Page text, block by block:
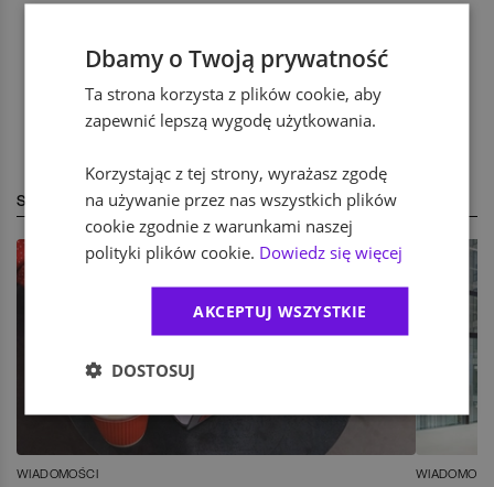
STREFA EKSPERTA
WIADOMOŚCI
Dbamy o Twoją prywatność
Ta strona korzysta z plików cookie, aby
zapewnić lepszą wygodę użytkowania.
Korzystając z tej strony, wyrażasz zgodę
na używanie przez nas wszystkich plików
cookie zgodnie z warunkami naszej
polityki plików cookie. Dowiedz się więcej
AKCEPTUJ WSZYSTKIE
DOSTOSUJ